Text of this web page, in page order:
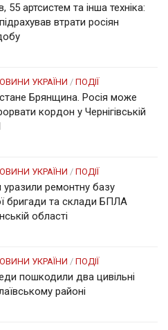
55 артсистем та інша техніка:
втрати росіян
УКРАЇНИ / ПОДІЇ
Брянщина. Росія може
кордон у Чернігівській
УКРАЇНИ / ПОДІЇ
ремонтну базу
бригади та склади БПЛА
області
УКРАЇНИ / ПОДІЇ
пошкодили два цивільні
районі